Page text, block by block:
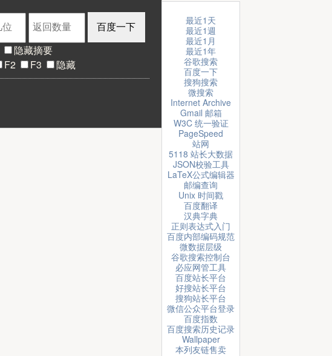
隐藏摘要
F2 F3 隐藏
最近1天
最近1週
最近1月
最近1年
谷歌搜索
百度一下
搜狗搜索
微搜索
Internet Archive
Gmail 邮箱
W3C 统一验证
PageSpeed
站网
5118 站长大数据
JSON校验工具
LaTeX公式编辑器
邮编查询
Unix 时间戳
百度翻译
汉典字典
正则表达式入门
百度内部编码规范
微数据层级
谷歌搜索控制台
必应网管工具
百度站长平台
好搜站长平台
搜狗站长平台
微信公众平台登录
百度指数
百度搜索历史记录
Wallpaper
本列友链售卖